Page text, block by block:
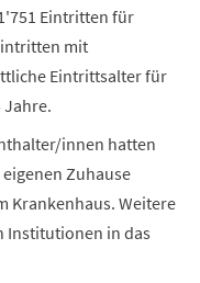
Eintritten für
mit
Eintrittsalter für
innen hatten
Zuhause
Krankenhaus. Weitere
Institutionen in das